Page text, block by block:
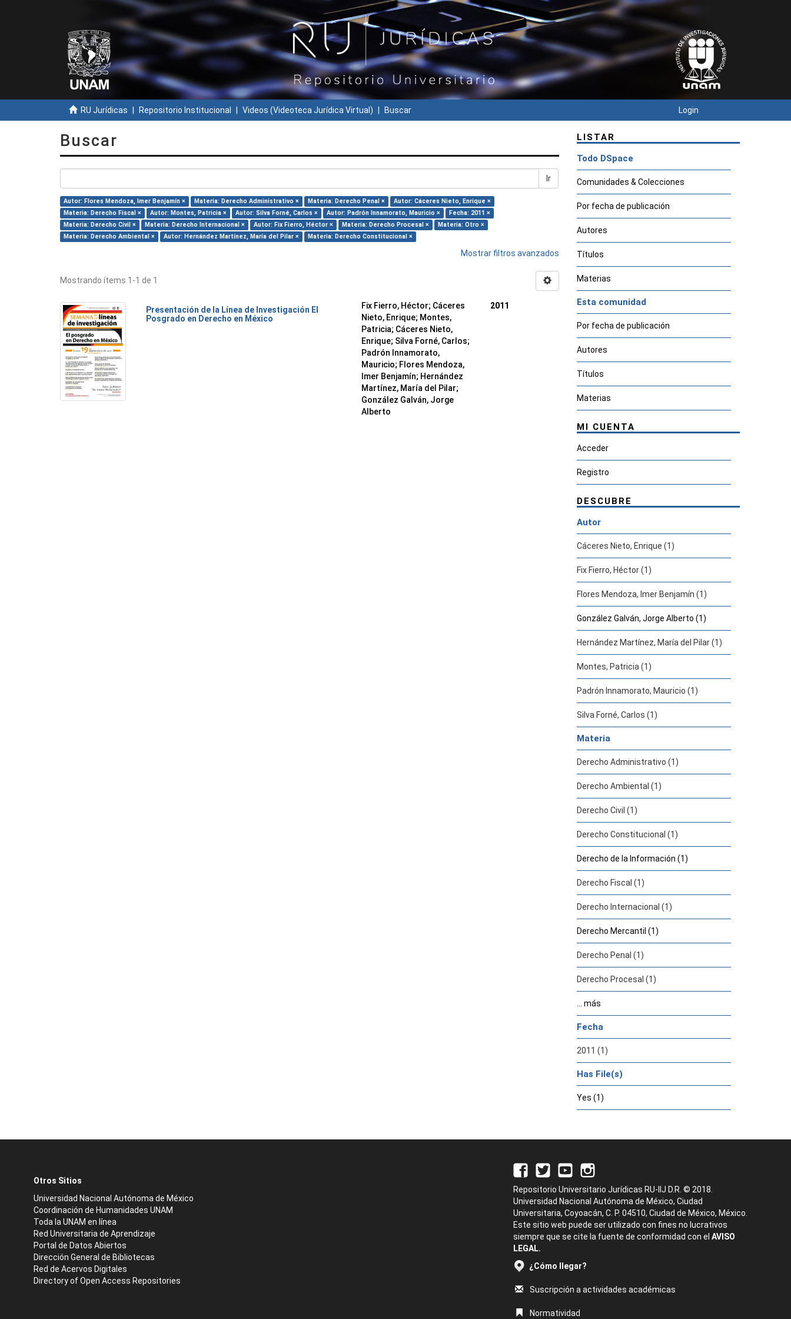
RU Jurídicas Repositorio Institucional Videos (Videoteca Jurídica Virtual) Buscar Login
Buscar
Ir
Autor: Flores Mendoza, Imer Benjamín × Materia: Derecho Administrativo × Materia: Derecho Penal ×
Autor: Cáceres Nieto, Enrique ×
Materia: Derecho Fiscal ×
Autor: Montes, Patricia × Autor: Silva Forné, Carlos × Autor: Padrón Innamorato, Mauricio ×
Fecha: 2011 ×
Materia: Derecho Civil ×
Materia: Derecho Internacional × Autor: Fix Fierro, Héctor × Materia: Derecho Procesal ×
Materia: Otro ×
Materia: Derecho Ambiental ×
Autor: Hernández Martínez, María del Pilar × Materia: Derecho Constitucional ×
Mostrar filtros avanzados
Mostrando ítems 1-1 de 1
Presentación de la Línea de Investigación El
Posgrado en Derecho en México
Fix Fierro, Héctor; Cáceres
Nieto, Enrique; Montes,
Patricia; Cáceres Nieto,
Enrique; Silva Forné, Carlos;
Padrón Innamorato,
Mauricio; Flores Mendoza,
Imer Benjamín; Hernández
Martínez, María del Pilar;
González Galván, Jorge
Alberto
2011
LISTAR
Todo DSpace
Comunidades & Colecciones
Por fecha de publicación
Autores
Títulos
Materias
Esta comunidad
Por fecha de publicación
Autores
Títulos
Materias
MI CUENTA
Acceder
Registro
DESCUBRE
Autor
Cáceres Nieto, Enrique (1)
Fix Fierro, Héctor (1)
Flores Mendoza, Imer Benjamín (1)
González Galván, Jorge Alberto (1)
Hernández Martínez, María del Pilar (1)
Montes, Patricia (1)
Padrón Innamorato, Mauricio (1)
Silva Forné, Carlos (1)
Materia
Derecho Administrativo (1)
Derecho Ambiental (1)
Derecho Civil (1)
Derecho Constitucional (1)
Derecho de la Información (1)
Derecho Fiscal (1)
Derecho Internacional (1)
Derecho Mercantil (1)
Derecho Penal (1)
Derecho Procesal (1)
... más
Fecha
2011 (1)
Has File(s)
Yes (1)
Otros Sitios
Universidad Nacional Autónoma de México
Coordinación de Humanidades UNAM
Toda la UNAM en línea
Red Universitaria de Aprendizaje
Portal de Datos Abiertos
Dirección General de Bibliotecas
Red de Acervos Digitales
Directory of Open Access Repositories
Repositorio Universitario Jurídicas RU-IIJ D.R. © 2018.
Universidad Nacional Autónoma de México, Ciudad
Universitaria, Coyoacán, C. P. 04510, Ciudad de México, México.
Este sitio web puede ser utilizado con fines no lucrativos
siempre que se cite la fuente de conformidad con el AVISO
LEGAL.
¿Cómo llegar?
Suscripción a actividades académicas
Normatividad